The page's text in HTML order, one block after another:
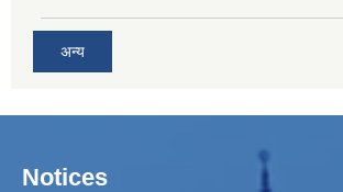
अन्य
Notices